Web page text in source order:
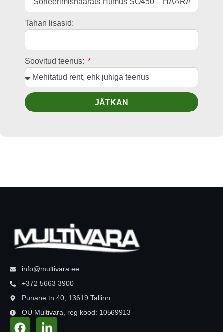
Tahan lisasid:
Soovitud teenus:
JÄTKAN
info@multivara.ee
+372 5663 3900
Punane tn 40, 13619 Tallinn
OÜ Multivara, reg kood: 10569913